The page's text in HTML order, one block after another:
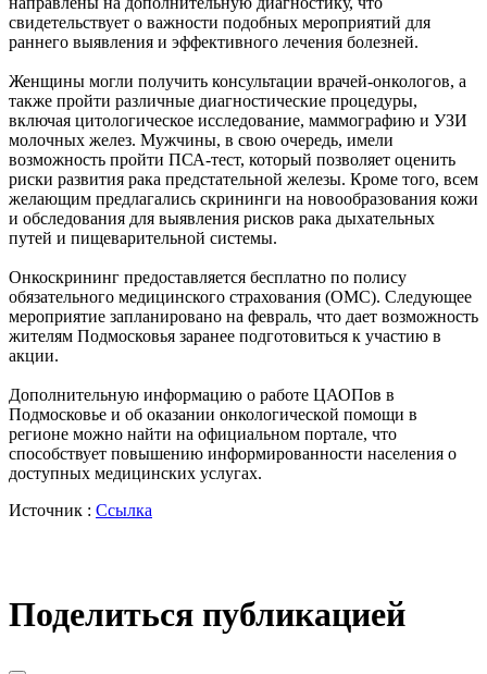
свидетельствует о важности подобных мероприятий для
раннего выявления и эффективного лечения болезней.
Женщины могли получить консультации врачей-онкологов, а
также пройти различные диагностические процедуры,
включая цитологическое исследование, маммографию и УЗИ
молочных желез. Мужчины, в свою очередь, имели
возможность пройти ПСА-тест, который позволяет оценить
риски развития рака предстательной железы. Кроме того, всем
желающим предлагались скрининги на новообразования кожи
и обследования для выявления рисков рака дыхательных
путей и пищеварительной системы.
Онкоскрининг предоставляется бесплатно по полису
обязательного медицинского страхования (ОМС). Следующее
мероприятие запланировано на февраль, что дает возможность
жителям Подмосковья заранее подготовиться к участию в
акции.
Дополнительную информацию о работе ЦАОПов в
Подмосковье и об оказании онкологической помощи в
регионе можно найти на официальном портале, что
способствует повышению информированности населения о
доступных медицинских услугах.
Источник : Ссылка
Поделиться публикацией